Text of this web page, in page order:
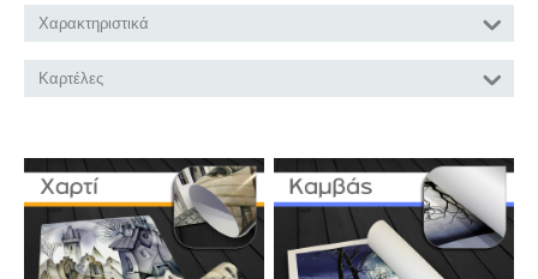
Χαρακτηριστικά
Καρτέλες